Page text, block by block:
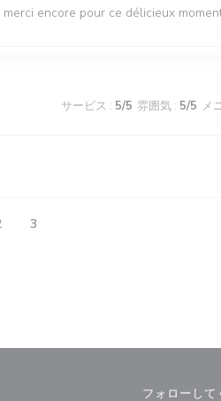
encore pour ce délicieux
サービス : 5/5 雰囲気 : 5/5 メ
3
フォローして